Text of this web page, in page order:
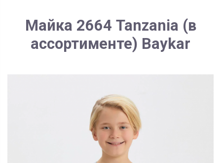
Майка 2664 Tanzania (в
ассортименте) Baykar